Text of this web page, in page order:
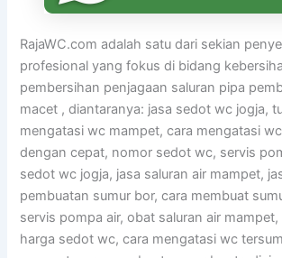
RajaWC.com adalah satu dari sekian
profesional yang fokus di bidang
pembersihan penjagaan saluran pipa
macet , diantaranya: jasa sedot wc jogja,
mengatasi wc mampet, cara mengatasi
dengan cepat, nomor sedot wc, servis
sedot wc jogja, jasa saluran air mampet,
pembuatan sumur bor, cara membuat
servis pompa air, obat saluran air
harga sedot wc, cara mengatasi wc